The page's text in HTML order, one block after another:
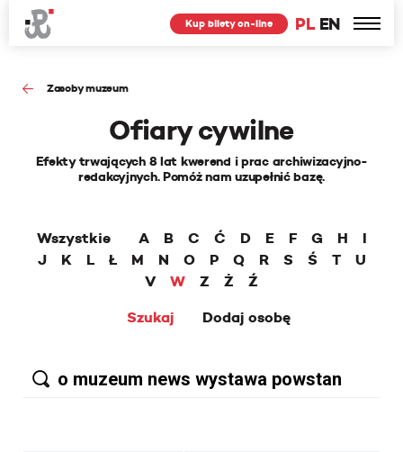
PL EN
Kup bilety on-line
Zasoby muzeum
Ofiary cywilne
Efekty trwających 8 lat kwerend i prac archiwizacyjno-
redakcyjnych. Pomóż nam uzupełnić bazę.
Wszystkie A B C Ć D E F G H
I
J
K L Ł M N O P Q R S Ś T
U
V
W Z Ż
Ź
Szukaj
Dodaj osobę